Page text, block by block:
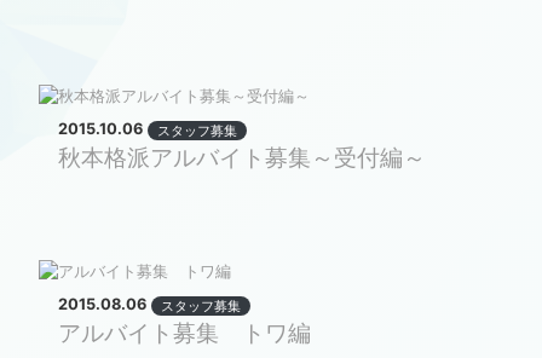
2015.10.06 スタッフ募集
秋本格派アルバイト募集～受付編～
2015.08.06 スタッフ募集
アルバイト募集 トワ編